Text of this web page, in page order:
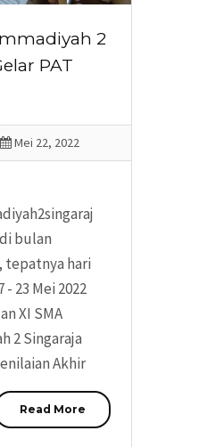
2
PAT
Mei 22, 2022
bulan
tepatnya hari
23 Mei 2022
XI SMA
2 Singaraja
Akhir
Read More